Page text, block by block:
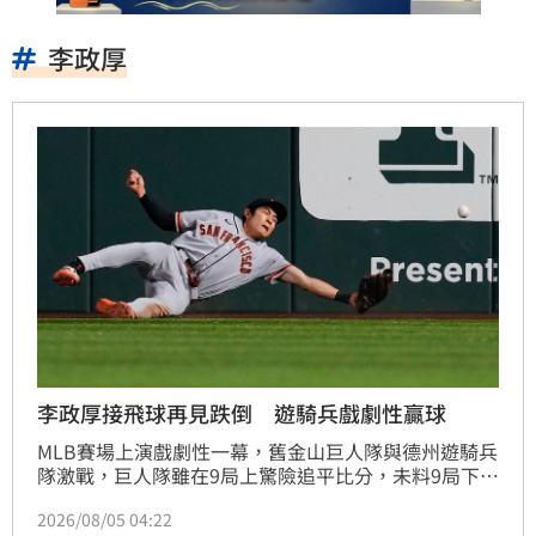
李政厚
李政厚接飛球再見跌倒 遊騎兵戲劇性贏球
MLB賽場上演戲劇性一幕，舊金山巨人隊與德州遊騎兵
隊激戰，巨人隊雖在9局上驚險追平比分，未料9局下半
打，最終以5比4飲恨落敗。此役遊騎兵打者杜倫表現亮
2026/08/05 04:22